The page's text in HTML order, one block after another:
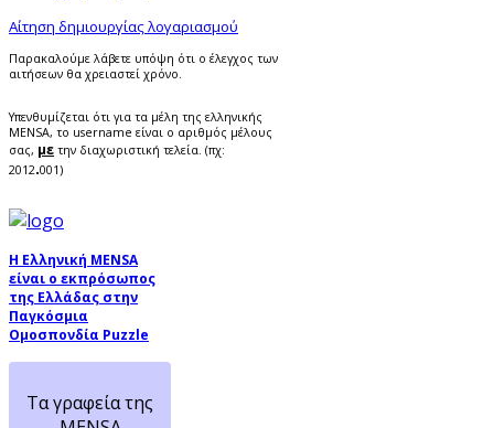
Αίτηση δημιουργίας λογαριασμού
Παρακαλούμε λάβετε υπόψη ότι ο έλεγχος των
αιτήσεων θα χρειαστεί χρόνο.
Υπενθυμίζεται ότι για τα μέλη της ελληνικής
MENSA, το username είναι ο αριθμός μέλους
σας, με την διαχωριστική τελεία. (πχ:
2012.001)
Η Ελληνική MENSA
είναι ο εκπρόσωπος
της Ελλάδας στην
Παγκόσμια
Ομοσπονδία Puzzle
Τα γραφεία της